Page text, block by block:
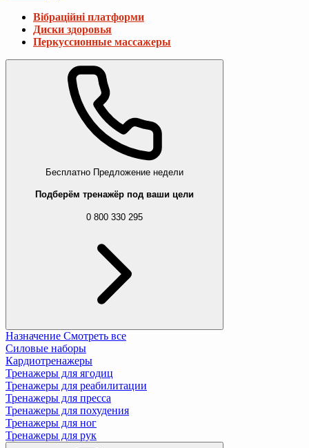
Вібраційні платформи
Диски здоровья
Перкуссионные массажеры
Бесплатно Предложение недели
Подберём тренажёр под ваши цели
0 800 330 295
Назначение Смотреть все
Силовые наборы
Кардиотренажеры
Тренажеры для ягодиц
Тренажеры для реабилитации
Тренажеры для пресса
Тренажеры для похудения
Тренажеры для ног
Тренажеры для рук